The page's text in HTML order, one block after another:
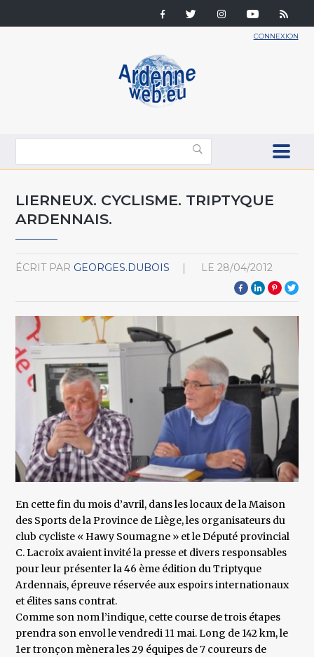
CONNEXION
LIERNEUX. CYCLISME. TRIPTYQUE
ARDENNAIS.
ÉCRIT PAR GEORGES.DUBOIS LE 28/04/2012
En cette fin du mois d’avril, dans les locaux de la Maison
des Sports de la Province de Liège, les organisateurs du
club cycliste « Hawy Soumagne » et le Député provincial
C. Lacroix avaient invité la presse et divers responsables
pour leur présenter la 46 ème édition du Triptyque
Ardennais, épreuve réservée aux espoirs internationaux
et élites sans contrat.
Comme son nom l’indique, cette course de trois étapes
prendra son envol le vendredi 11 mai. Long de 142 km, le
1er tronçon mènera les 29 équipes de 7 coureurs de